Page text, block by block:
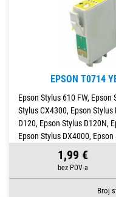
EPSON T0714
Epson Stylus 610 FW,
Stylus CX4300, Epson
D120, Epson Stylus D120N,
Epson Stylus DX4000,
1,99 €
Broj